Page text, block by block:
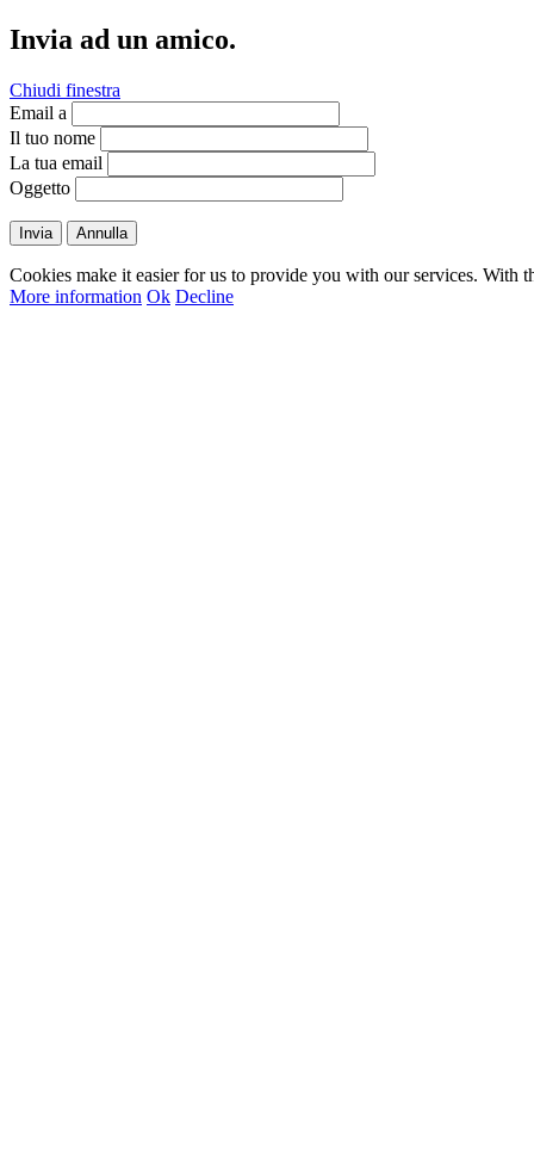
Invia ad un amico.
Chiudi finestra
Email a
Il tuo nome
La tua email
Oggetto
Invia Annulla
Cookies make it easier for us to provide you with our services. With
More information Ok Decline